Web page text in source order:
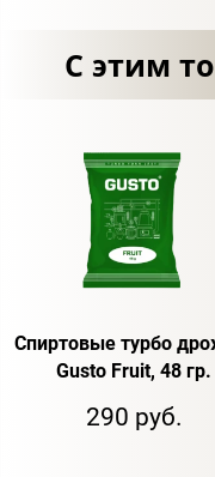
С этим
Спиртовые турбо
Gusto Fruit, 48 гр.
290 руб.